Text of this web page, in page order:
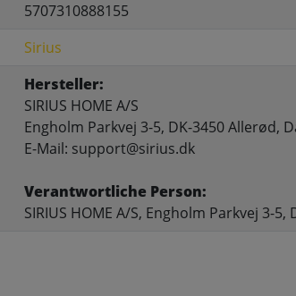
5707310888155
Sirius
Hersteller:
SIRIUS HOME A/S
Engholm Parkvej 3-5, DK-3450 Allerød,
E-Mail: support@sirius.dk
Verantwortliche Person:
SIRIUS HOME A/S, Engholm Parkvej 3-